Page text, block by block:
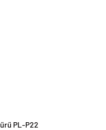
PL-P22